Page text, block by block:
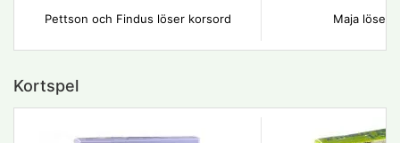
Pettson och Findus löser korsord Maja löser
Kortspel